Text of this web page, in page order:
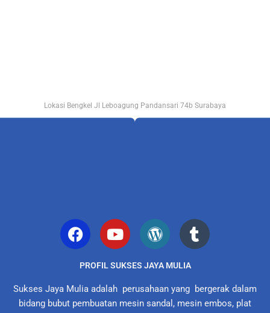
Lokasi Bengkel Jl Leboagung Pandansari 74b Surabaya
PROFIL SUKSES JAYA MULIA
Sukses Jaya Mulia adalah perusahaan yang bergerak dalam
bidang bubut pembuatan mesin sandal, mesin embos, plat